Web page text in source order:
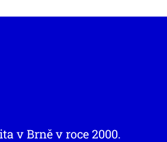
v Brně v roce 2000.